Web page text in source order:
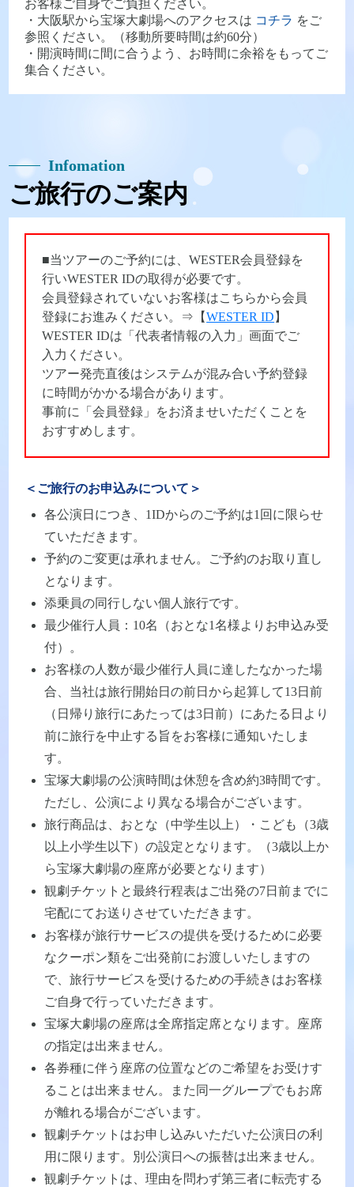
お客様ご自身でご負担ください。
・大阪駅から宝塚大劇場へのアクセスは コチラ をご
参照ください。（移動所要時間は約60分）
・開演時間に間に合うよう、お時間に余裕をもってご
集合ください。
Infomation
ご旅行のご案内
■当ツアーのご予約には、WESTER会員登録を
行いWESTER IDの取得が必要です。
会員登録されていないお客様はこちらから会員
登録にお進みください。⇒【WESTER ID 】
WESTER IDは「代表者情報の入力」画面でご
入力ください。
ツアー発売直後はシステムが混み合い予約登録
に時間がかかる場合があります。
事前に「会員登録」をお済ませいただくことを
おすすめします。
＜ご旅行のお申込みについて＞
各公演日につき、1IDからのご予約は1回に限らせ
ていただきます。
予約のご変更は承れません。ご予約のお取り直し
となります。
添乗員の同行しない個人旅行です。
最少催行人員：10名（おとな1名様よりお申込み受
付）。
お客様の人数が最少催行人員に達したなかった場
合、当社は旅行開始日の前日から起算して13日前
（日帰り旅行にあたっては3日前）にあたる日より
前に旅行を中止する旨をお客様に通知いたしま
す。
宝塚大劇場の公演時間は休憩を含め約3時間です。
ただし、公演により異なる場合がございます。
旅行商品は、おとな（中学生以上）・こども（3歳
以上小学生以下）の設定となります。（3歳以上か
ら宝塚大劇場の座席が必要となります）
観劇チケットと最終行程表はご出発の7日前までに
宅配にてお送りさせていただきます。
お客様が旅行サービスの提供を受けるために必要
なクーポン類をご出発前にお渡しいたしますの
で、旅行サービスを受けるための手続きはお客様
ご自身で行っていただきます。
宝塚大劇場の座席は全席指定席となります。座席
の指定は出来ません。
各券種に伴う座席の位置などのご希望をお受けす
ることは出来ません。また同一グループでもお席
が離れる場合がございます。
観劇チケットはお申し込みいただいた公演日の利
用に限ります。別公演日への振替は出来ません。
観劇チケットは、理由を問わず第三者に転売する